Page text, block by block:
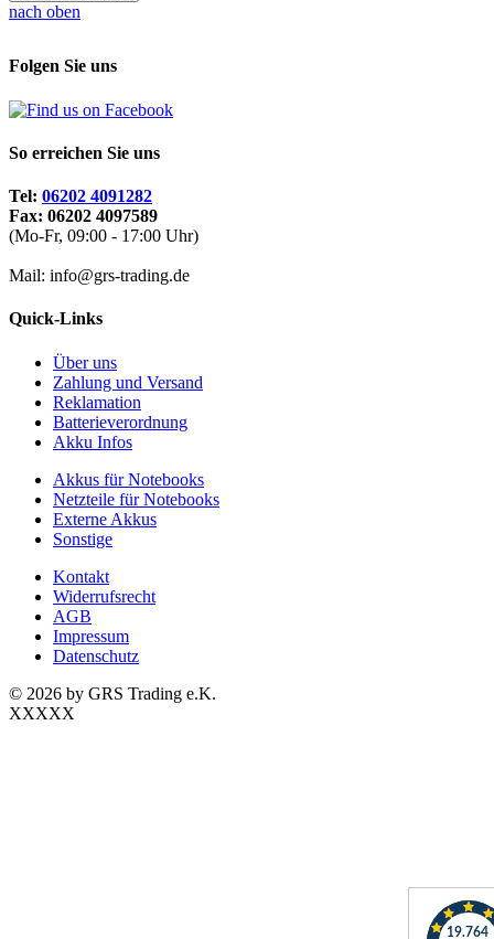
nach oben
Folgen Sie uns
So erreichen Sie uns
Tel: 06202 4091282
Fax: 06202 4097589
(Mo-Fr, 09:00 - 17:00 Uhr)
Mail: info@grs-trading.de
Quick-Links
Über uns
Zahlung und Versand
Reklamation
Batterieverordnung
Akku Infos
Akkus für Notebooks
Netzteile für Notebooks
Externe Akkus
Sonstige
Kontakt
Widerrufsrecht
AGB
Impressum
Datenschutz
© 2026 by GRS Trading e.K.
XXXXX